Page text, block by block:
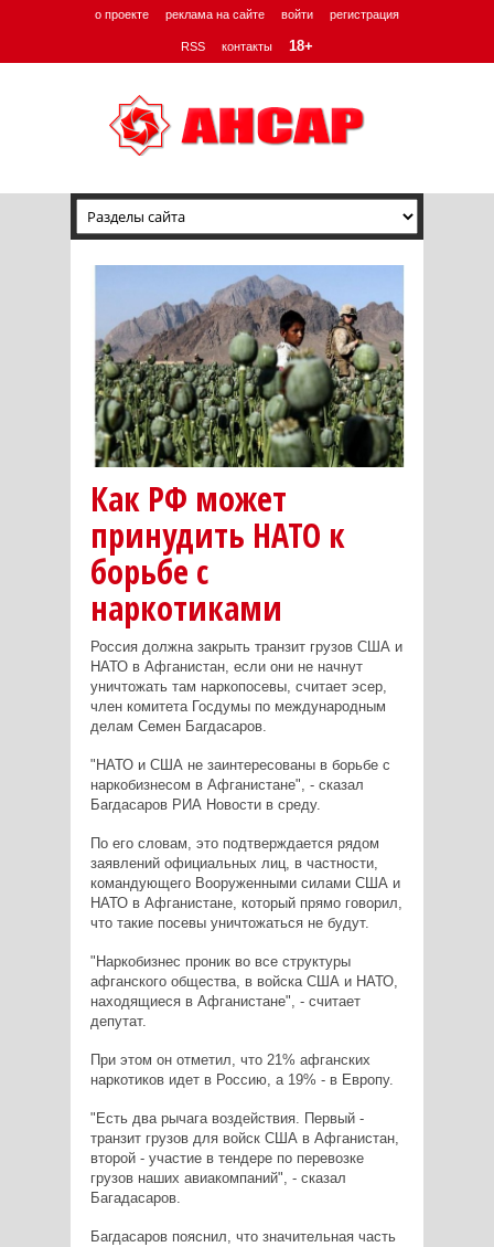
о проекте реклама на сайте войти регистрация
RSS контакты 18+
Как РФ может
принудить НАТО к
борьбе с
наркотиками
Россия должна закрыть транзит грузов США и
НАТО в Афганистан, если они не начнут
уничтожать там наркопосевы, считает эсер,
член комитета Госдумы по международным
делам Семен Багдасаров.
"НАТО и США не заинтересованы в борьбе с
наркобизнесом в Афганистане", - сказал
Багдасаров РИА Новости в среду.
По его словам, это подтверждается рядом
заявлений официальных лиц, в частности,
командующего Вооруженными силами США и
НАТО в Афганистане, который прямо говорил,
что такие посевы уничтожаться не будут.
"Наркобизнес проник во все структуры
афганского общества, в войска США и НАТО,
находящиеся в Афганистане", - считает
депутат.
При этом он отметил, что 21% афганских
наркотиков идет в Россию, а 19% - в Европу.
"Есть два рычага воздействия. Первый -
транзит грузов для войск США в Афганистан,
второй - участие в тендере по перевозке
грузов наших авиакомпаний", - сказал
Багадасаров.
Багдасаров пояснил, что значительная часть